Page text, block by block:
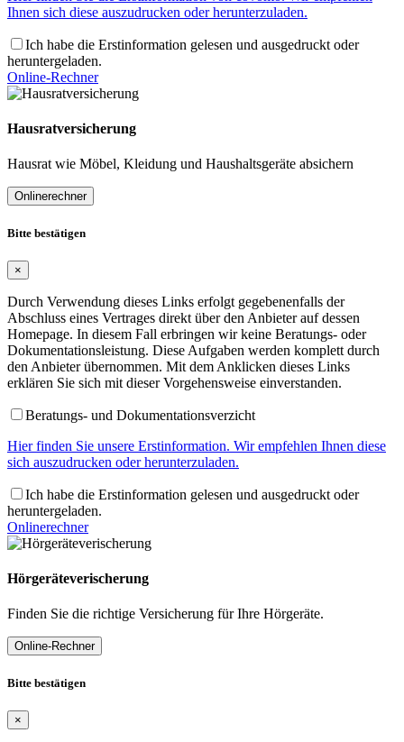
Ihnen sich diese auszudrucken oder herunterzuladen.
Ich habe die Erstinformation gelesen und ausgedruckt oder
heruntergeladen.
Online-Rechner
Hausratversicherung
Hausrat wie Möbel, Kleidung und Haushaltsgeräte absichern
Onlinerechner
Bitte bestätigen
×
Durch Verwendung dieses Links erfolgt gegebenenfalls der
Abschluss eines Vertrages direkt über den Anbieter auf dessen
Homepage. In diesem Fall erbringen wir keine Beratungs- oder
Dokumentationsleistung. Diese Aufgaben werden komplett durch
den Anbieter übernommen. Mit dem Anklicken dieses Links
erklären Sie sich mit dieser Vorgehensweise einverstanden.
Beratungs- und Dokumentationsverzicht
Hier finden Sie unsere Erstinformation. Wir empfehlen Ihnen diese
sich auszudrucken oder herunterzuladen.
Ich habe die Erstinformation gelesen und ausgedruckt oder
heruntergeladen.
Onlinerechner
Hörgeräteverischerung
Finden Sie die richtige Versicherung für Ihre Hörgeräte.
Online-Rechner
Bitte bestätigen
×